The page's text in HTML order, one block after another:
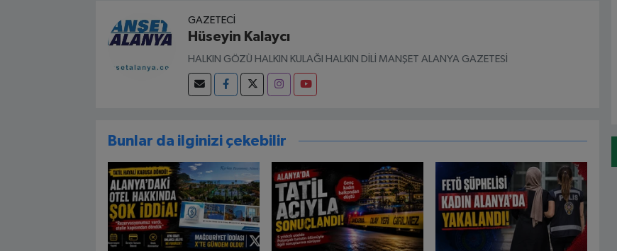
GAZETECI
Hüseyin Kalaycı
HALKIN GÖZÜ HALKIN KULAĞI HALKIN DİLİ MANŞET ALANYA GAZETESİ
Bunlar da ilginizi çekebilir